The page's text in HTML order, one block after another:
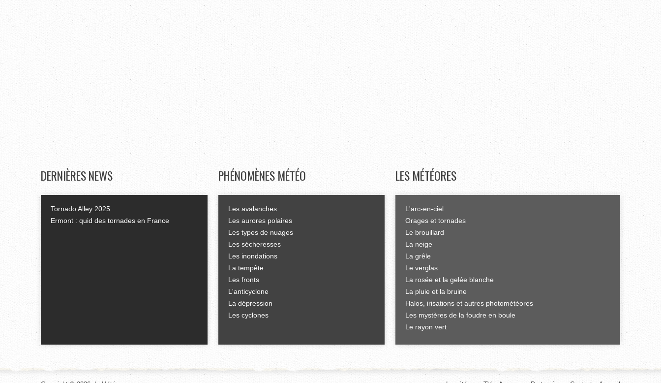
DERNIÈRESNEWS
Tornado Alley 2025
Ermont : quid des tornades en France
PHÉNOMÈNES MÉTÉO
Les avalanches
Les aurores polaires
Les types de nuages
Les sécheresses
Les inondations
La tempête
Les fronts
L'anticyclone
La dépression
Les cyclones
LES MÉTÉORES
L'arc-en-ciel
Orages et tornades
Le brouillard
La neige
La grêle
Le verglas
La rosée et la gelée blanche
La pluie et la bruine
Halos, irisations et autres photométéores
Les mystères de la foudre en boule
Le rayon vert